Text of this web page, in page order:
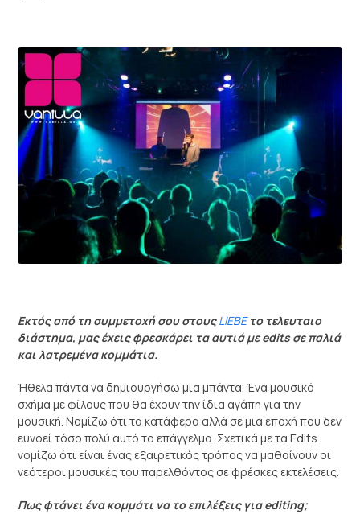
Εκτός από τη συμμετοχή σου στουςLIEBEτο τελευταιο
διάστημα, μας έχεις φρεσκάρει τα αυτιά με edits σε παλιά
και λατρεμένα κομμάτια.
Ήθελα πάντα να δημιουργήσω μια μπάντα. Ένα μουσικό
σχήμα με φίλους που θα έχουν την ίδια αγάπη για την
μουσική. Νομίζω ότι τα κατάφερα αλλά σε μια εποχή που δεν
ευνοεί τόσο πολύ αυτό το επάγγελμα. Σχετικά με τα Edits
νομίζω ότι είναι ένας εξαιρετικός τρόπος να μαθαίνουν οι
νεότεροι μουσικές του παρελθόντος σε φρέσκες εκτελέσεις.
Πως φτάνει ένα κομμάτι να το επιλέξεις για editing;